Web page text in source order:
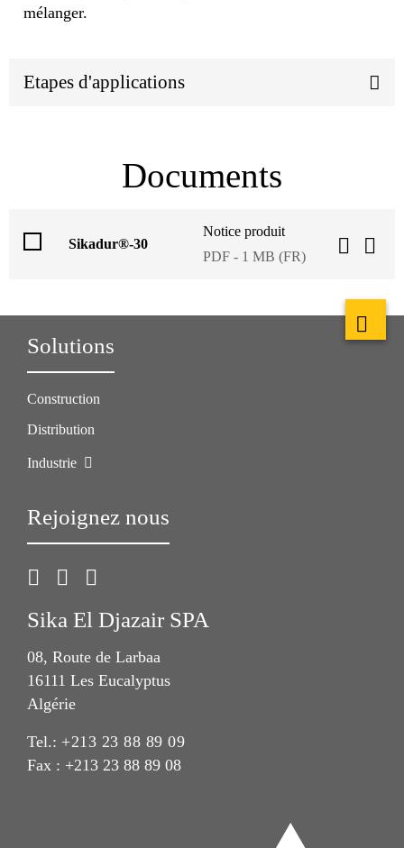
mélanger.
Etapes d'applications
Documents
Sikadur®-30
Notice produit
PDF - 1 MB (FR)
Solutions
Construction
Distribution
Industrie
Rejoignez nous
Sika El Djazair SPA
08, Route de Larbaa
16111 Les Eucalyptus
Algérie
Tel.: +213 23 88 89 09
Fax : +213 23 88 89 08